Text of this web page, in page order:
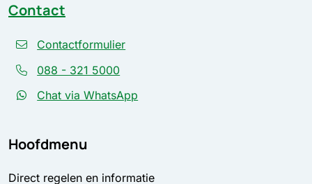
Contact
Contactformulier
088 - 321 5000
Chat via WhatsApp
Hoofdmenu
Direct regelen en informatie